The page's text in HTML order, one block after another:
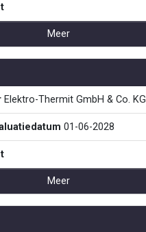
Meer
Elektro-Thermit GmbH & Co. KG
01-06-2028
Meer